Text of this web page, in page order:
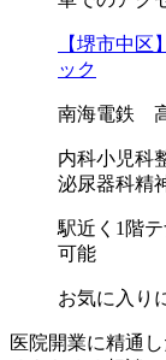
【堺市中
ック
南海電鉄
内科小児科
泌尿器科精
駅近く 1階
可能
お気に入り
医院開業に精通し